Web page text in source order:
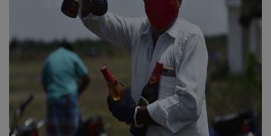
நீச்சலடித்து தப்பிய மாமியார்! தண்ணிரில்
மூழ்கிய மருமகள்!
Contact